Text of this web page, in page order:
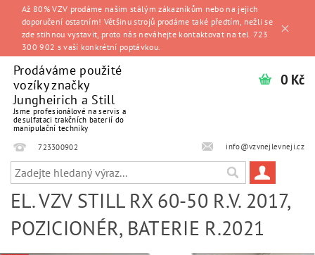
Až 80% VZV prodáme našim stálým zákazníkům nebo na jejich
doporučení ostatním! Většinu strojů prodáme také předtím, nežli se
zde stihnou vystavit, proto nás neváhejte kontaktovat na tel. 723
300 902 s vaší konkrétní poptávkou.
Prodáváme použité
vozíky značky
Jungheirich a Still
Jsme profesionálové na servis a
desulfataci trakčních baterií do
manipulační techniky
723300902
info@vzvnejlevneji.cz
0 Kč
EL. VZV STILL RX 60-50 R.V. 2017,
POZICIONÉR, BATERIE R.2021